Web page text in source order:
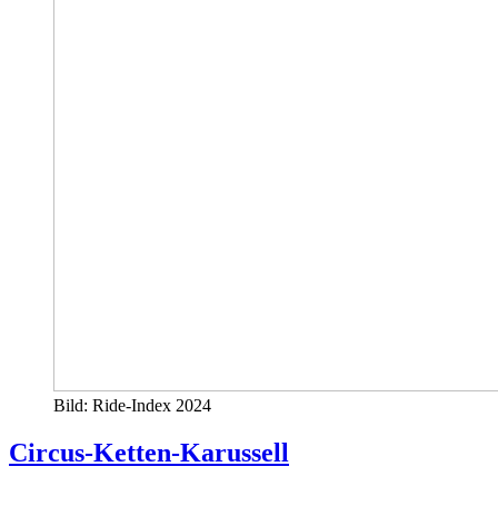
Bild: Ride-Index 2024
Circus-Ketten-Karussell